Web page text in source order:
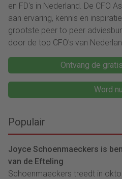
en FD's in Nederland. De CFO
aan ervaring, kennis en
grootste peer to peer
door de top CFO's van
Ontvang de
Word
Populair
Joyce Schoenmaeckers is
van de Efteling
Schoenmaeckers treedt in